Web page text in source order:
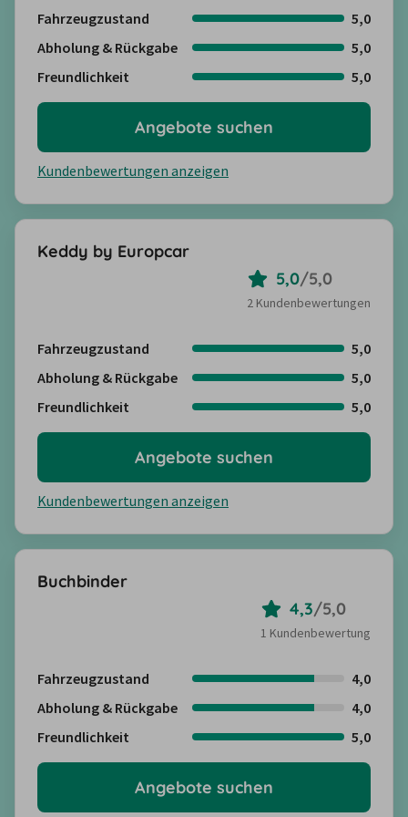
Fahrzeugzustand
5,0
Abholung & Rückgabe
5,0
Freundlichkeit
5,0
Kundenbewertungen anzeigen
Angebote suchen
Keddy by Europcar
5,0/5,0
2 Kundenbewertungen
Fahrzeugzustand
5,0
Abholung & Rückgabe
5,0
Freundlichkeit
5,0
Kundenbewertungen anzeigen
Angebote suchen
Buchbinder
4,3/5,0
1 Kundenbewertung
Fahrzeugzustand
4,0
Abholung & Rückgabe
4,0
Freundlichkeit
5,0
Angebote suchen